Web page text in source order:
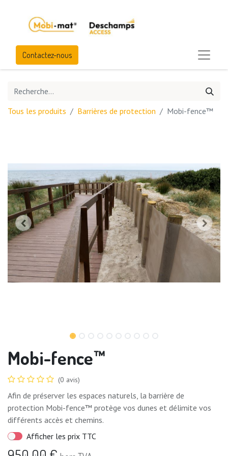
Contactez-nous
Tous les produits Barrières de protection Mobi-fence™
Mobi-fence™
(0 avis)
Afin de préserver les espaces naturels, la barrière de
protection Mobi-fence™ protège vos dunes et délimite vos
différents accès et chemins.
Afficher les prix TTC